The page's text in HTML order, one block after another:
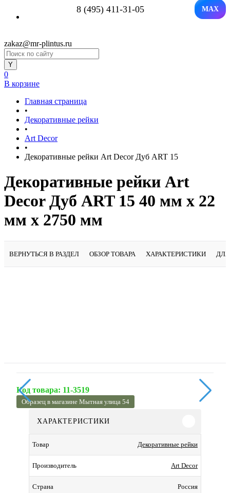
8 (495) 411-31-05 MAX
zakaz@mr-plintus.ru
0
В корзине
Главная страница
•
Декоративные рейки
•
Art Decor
•
Декоративные рейки Art Decor Дуб ART 15
Декоративные рейки Art
Decor Дуб ART 15 40 мм х 22
мм х 2750 мм
ВЕРНУТЬСЯ В РАЗДЕЛ ОБЗОР ТОВАРА ХАРАКТЕРИСТИКИ
Код товара: 11-3519
Образец в магазине Мытная улица 54
ХАРАКТЕРИСТИКИ
Товар Декоративные рейки
Производитель Art Decor
Страна Россия